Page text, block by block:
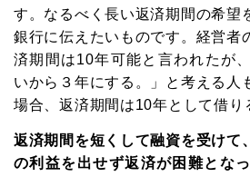
す。なるべく長い返済期間の希望
銀行に伝えたいものです。経営者
済期間は10年可能と言われたが
いから３年にする。」と考える人
場合、返済期間は10年として借り
返済期間を短くして融資を受けて
の利益を出せず返済が困難とな
メルマガ読者
中小企業の経営者向けに資